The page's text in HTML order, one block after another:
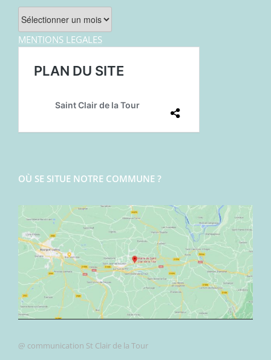
Archives
MENTIONS LEGALES
OÙ SE SITUE NOTRE COMMUNE ?
@ communication St Clair de la Tour